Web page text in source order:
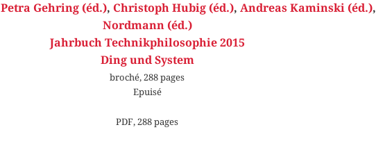
Petra Gehring (éd.), Christoph Hubig (éd.), Andreas Kaminski (éd.),
Nordmann (éd.)
Jahrbuch Technikphilosophie 2015
Ding und System
broché, 288 pages
Epuisé
PDF, 288 pages